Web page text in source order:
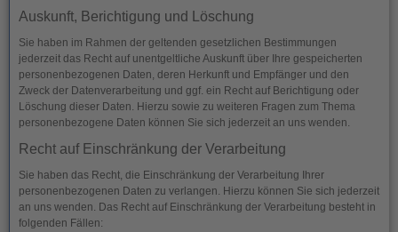
Auskunft, Berichtigung und Löschung
Sie haben im Rahmen der geltenden gesetzlichen Bestimmungen
jederzeit das Recht auf unentgeltliche Auskunft über Ihre gespeicherten
personenbezogenen Daten, deren Herkunft und Empfänger und den
Zweck der Datenverarbeitung und ggf. ein Recht auf Berichtigung oder
Löschung dieser Daten. Hierzu sowie zu weiteren Fragen zum Thema
personenbezogene Daten können Sie sich jederzeit an uns wenden.
Recht auf Einschränkung der Verarbeitung
Sie haben das Recht, die Einschränkung der Verarbeitung Ihrer
personenbezogenen Daten zu verlangen. Hierzu können Sie sich jederzeit
an uns wenden. Das Recht auf Einschränkung der Verarbeitung besteht in
folgenden Fällen: